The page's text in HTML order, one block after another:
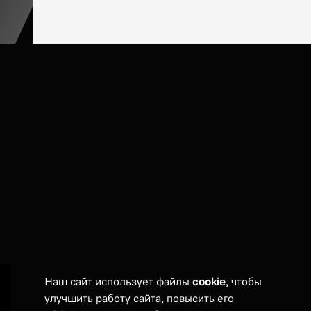
Наш сайт использует файлы cookie, чтобы
улучшить работу сайта, повысить его